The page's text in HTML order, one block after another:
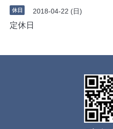
休日 2018-04-22 (日)
定休日